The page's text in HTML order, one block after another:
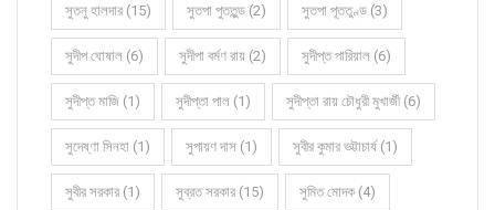
সুতনু হালদার (15) সুতপা পুততুন্ড (2) সুতপা পূততুণ্ড (3)
সুদীপ ঘোষাল (6) সুদীপা বর্মণ রায় (2) সুদীপ্ত পারিয়াল (6)
সুদীপ্ত মাজি (1) সুদীপ্তা পাল (1) সুদীপ্তা রায় চৌধুরী মুখার্জী (6)
সুদেষ্ণা সিনহা (1) সুপায়ণ দাস (1) সুবীর কুমার ভট্টাচার্য (1)
সুবীর সরকার (1) সুব্রত সরকার (15) সুমিত মোদক (4)